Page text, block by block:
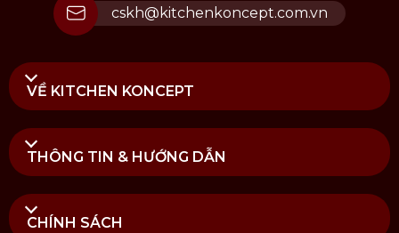
Lưu ý vệ sinh và sử dụng chảo gang nướng STAUB
cskh@kitchenkoncept.com.vn
VỀ KITCHEN KONCEPT
THÔNG TIN & HƯỚNG DẪN
CHÍNH SÁCH